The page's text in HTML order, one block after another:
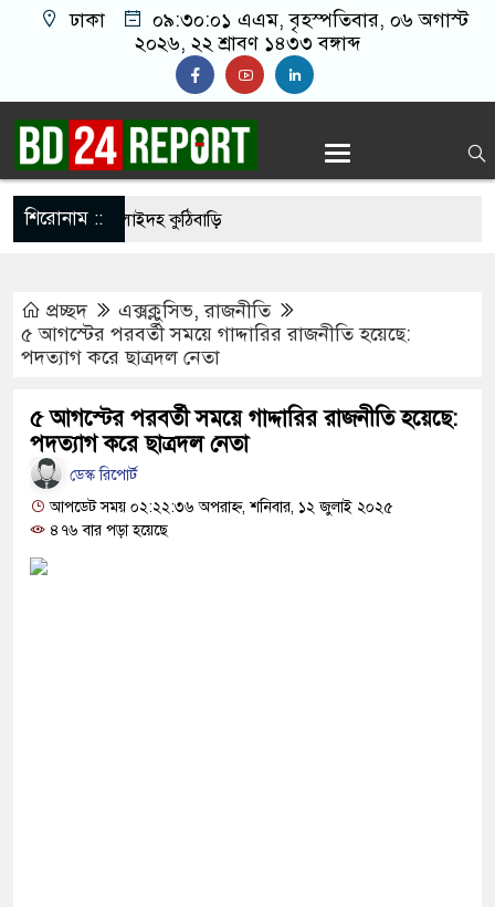
ঢাকা ০৯:৩০:০২ এএম, বৃহস্পতিবার, ০৬ অগাস্ট
২০২৬, ২২ শ্রাবণ ১৪৩৩ বঙ্গাব্দ
শিরোনাম ::
নিস্তব্ধ শিলাইদহ কুঠিবাড়ি
সংঘর্ষে নাস্তানাবুদ ইসরায়েল, হারাল ২ সেনা
নিরাপত্তা জোরদার, পরিচয়পত্র ছাড়া প্রবেশ বন্ধ
হচ্ছে কেয়ামতের কিছু আলামত
চূড়ান্ত তারিখ ঘোষণা
যৌন নিপীড়ন, জামায়াত কর্মীকে ৫০ বেত্রাঘাত
তৃতীয় পক্ষের ভূমিকা দেখছেন বিশ্লেষকরা
প্রচ্ছদ এক্সক্লুসিভ,রাজনীতি
৫ আগস্টের পরবর্তী সময়ে গাদ্দারির রাজনীতি হয়েছে:
পদত্যাগ করে ছাত্রদল নেতা
৫ আগস্টের পরবর্তী সময়ে গাদ্দারির রাজনীতি হয়েছে:
পদত্যাগ করে ছাত্রদল নেতা
ডেস্ক রিপোর্ট
আপডেট সময় ০২:২২:৩৬ অপরাহ্ন, শনিবার, ১২ জুলাই ২০২৫
৪৭৬ বার পড়া হয়েছে